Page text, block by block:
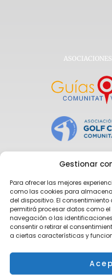
Gestionar
Para ofrecer las mejores
como las cookies para
del dispositivo. El
permitirá procesar datos como
navegación o las
consentir o retirar el
a ciertas características y